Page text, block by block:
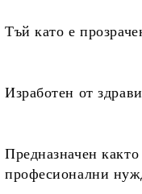
Тъй като е
Изработен от
Предназначен
професионални